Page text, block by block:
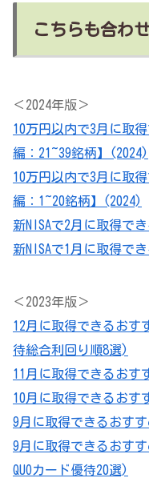
こちらも合わ
＜2024年版＞
10万円以内で3月に取
編：21~39銘柄】(2024)
10万円以内で3月に取
編：1~20銘柄】(2024)
新NISAで2月に取得で
新NISAで1月に取得で
＜2023年版＞
12月に取得できるおす
待総合利回り順8選)
11月に取得できるおす
10月に取得できるおす
9月に取得できるおす
9月に取得できるおす
QUOカード優待20選)